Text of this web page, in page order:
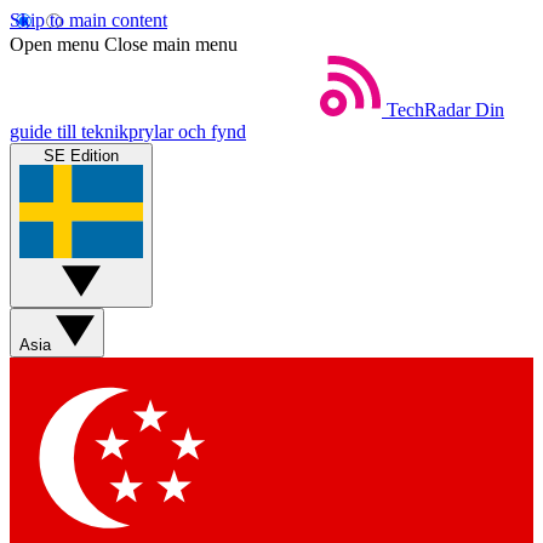
Skip to main content
Open menu Close main menu
TechRadar Din
guide till teknikprylar och fynd
SE Edition
Asia